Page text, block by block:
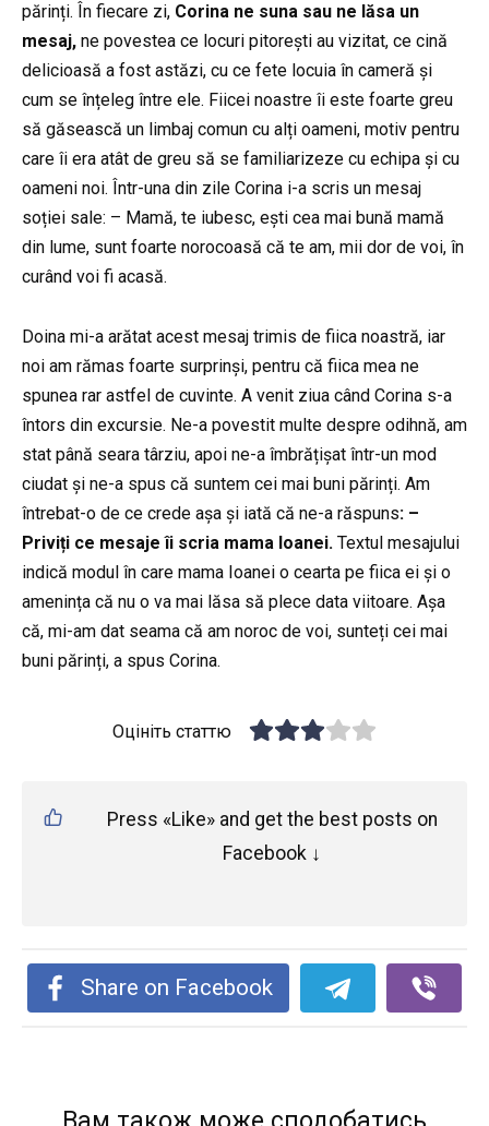
părinți. În fiecare zi, Corina ne suna sau ne lăsa un
mesaj, ne povestea ce locuri pitorești au vizitat, ce cină
delicioasă a fost astăzi, cu ce fete locuia în cameră și
cum se înțeleg între ele. Fiicei noastre îi este foarte greu
să găsească un limbaj comun cu alți oameni, motiv pentru
care îi era atât de greu să se familiarizeze cu echipa și cu
oameni noi. Într-una din zile Corina i-a scris un mesaj
soției sale: – Mamă, te iubesc, ești cea mai bună mamă
din lume, sunt foarte norocoasă că te am, mii dor de voi, în
curând voi fi acasă.
Doina mi-a arătat acest mesaj trimis de fiica noastră, iar
noi am rămas foarte surprinși, pentru că fiica mea ne
spunea rar astfel de cuvinte. A venit ziua când Corina s-a
întors din excursie. Ne-a povestit multe despre odihnă, am
stat până seara târziu, apoi ne-a îmbrățișat într-un mod
ciudat și ne-a spus că suntem cei mai buni părinți. Am
întrebat-o de ce crede așa și iată că ne-a răspuns: –
Priviți ce mesaje îi scria mama Ioanei. Textul mesajului
indică modul în care mama Ioanei o cearta pe fiica ei și o
amenința că nu o va mai lăsa să plece data viitoare. Așa
că, mi-am dat seama că am noroc de voi, sunteți cei mai
buni părinți, a spus Corina.
Оцініть статтю
Press «Like» and get the best posts on
Facebook ↓
Share on Facebook